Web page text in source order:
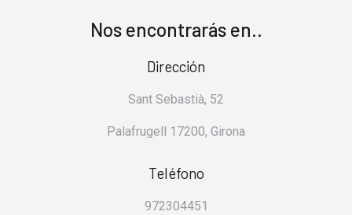
Nos encontrarás en..
Dirección
Sant Sebastià, 52
Palafrugell 17200, Girona
Teléfono
972304451